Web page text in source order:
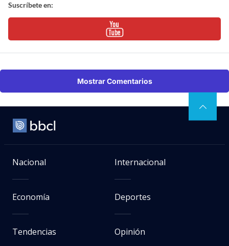
Suscríbete en:
Mostrar Comentarios
Nacional Internacional
Economía Deportes
Tendencias Opinión